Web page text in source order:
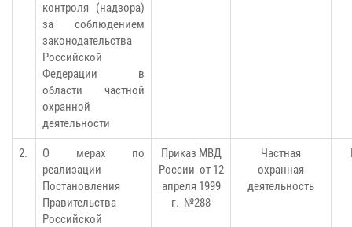
контроля (надзора)
за соблюдением
законодательства
Российской
Федерации в
области частной
охранной
деятельности
2.
О мерах по
реализации
Постановления
Правительства
Российской
Приказ МВД
России от 12
апреля 1999
г. №288
Частная
охранная
деятельность